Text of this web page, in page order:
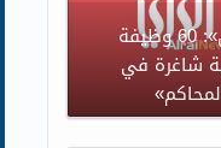
«العدل»: 60 وظيفة
شاغرة في